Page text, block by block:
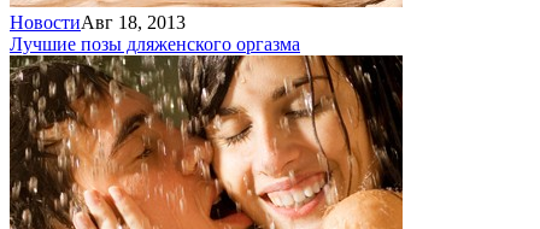
НовостиАвг 18, 2013
Лучшие позы дляженского оргазма